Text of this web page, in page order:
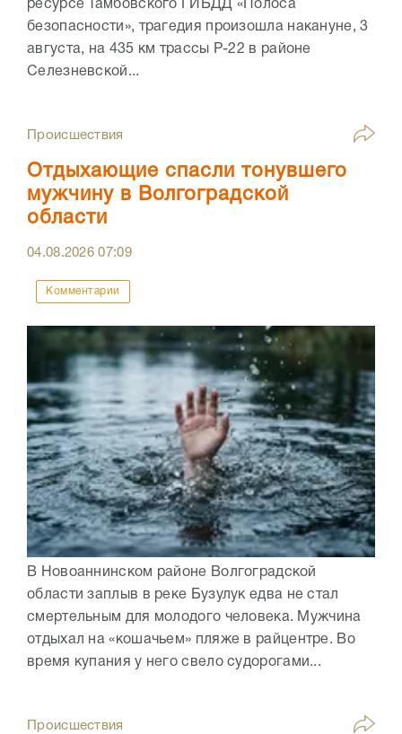
ресурсе Тамбовского ГИБДД «Полоса
безопасности», трагедия произошла накануне, 3
августа, на 435 км трассы Р-22 в районе
Селезневской...
Происшествия
Отдыхающие спасли тонувшего
мужчину в Волгоградской
области
04.08.202607:09
Комментарии
В Новоаннинском районе Волгоградской
области заплыв в реке Бузулук едва не стал
смертельным для молодого человека. Мужчина
отдыхал на «кошачьем» пляже в райцентре. Во
время купания у него свело судорогами...
Происшествия